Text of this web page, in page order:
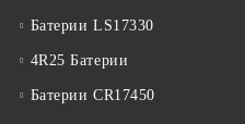
Батерии LS17330
4R25 Батерии
Батерии CR17450